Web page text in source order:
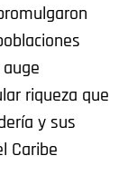
riqueza que
y sus
Caribe